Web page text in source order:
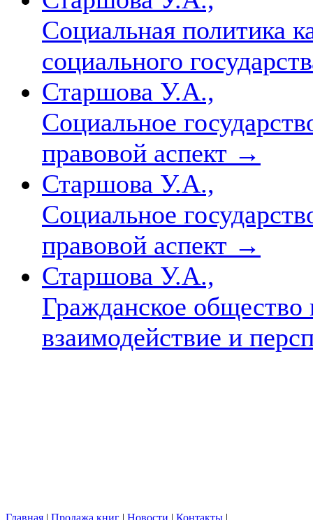
Социальная политика
социального
Старшова У.А.,
Социальное
правовой аспект →
Старшова У.А.,
Социальное
правовой аспект →
Старшова У.А.,
Гражданское общество
взаимодействие и
Главная | Продажа книг | Новости | Контакты |